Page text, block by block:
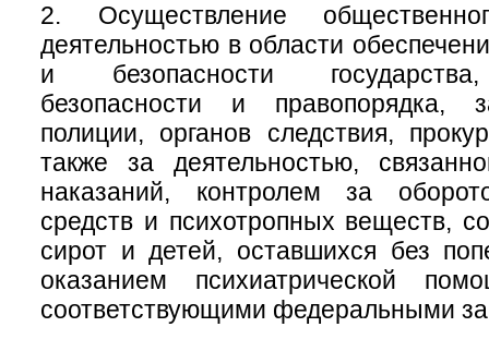
2. Осуществление
деятельностью в области
и безопасности
безопасности и правопорядка,
полиции, органов следствия,
также за деятельностью,
наказаний, контролем за
средств и психотропных веществ,
сирот и детей, оставшихся без
оказанием психиатрической
соответствующими федеральными